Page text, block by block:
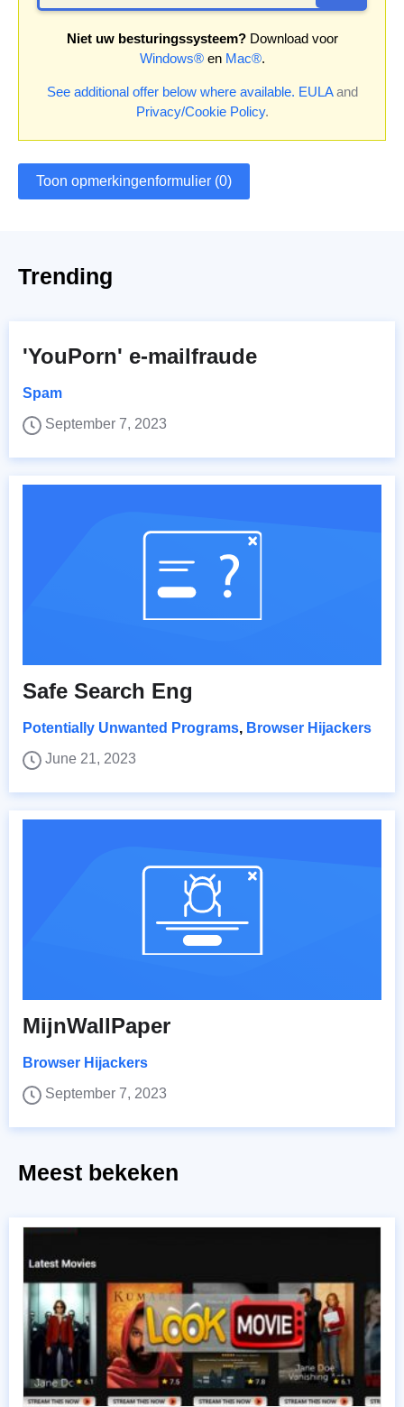
Niet uw besturingssysteem?Download voor
Windows®en Mac®.
See additional offer below where available. EULAand
Privacy/Cookie Policy.
Toon opmerkingenformulier (0)
Trending
'YouPorn' e-mailfraude
Spam
September 7, 2023
Safe Search Eng
Potentially Unwanted Programs, Browser Hijackers
June 21, 2023
MijnWallPaper
Browser Hijackers
September 7, 2023
Meest bekeken